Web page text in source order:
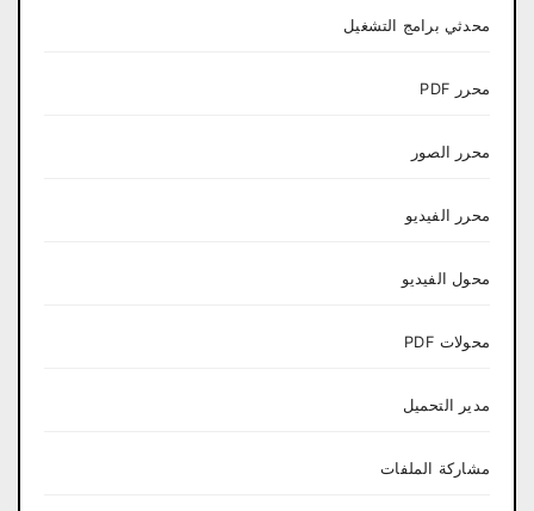
محدثي برامج التشغيل
محرر PDF
محرر الصور
محرر الفيديو
محول الفيديو
محولات PDF
مدير التحميل
مشاركة الملفات